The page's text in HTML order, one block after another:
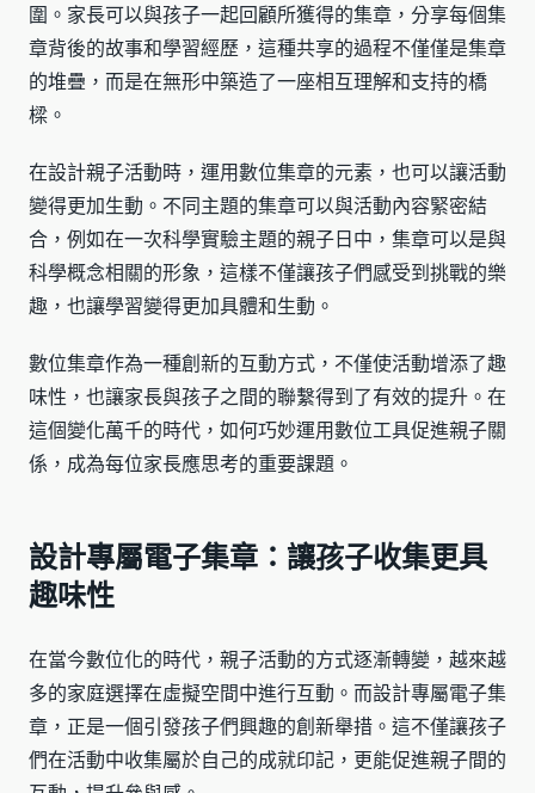
圍。家長可以與孩子一起回顧所獲得的集章，分享每個集
章背後的故事和學習經歷，這種共享的過程不僅僅是集章
的堆疊，而是在無形中築造了一座相互理解和支持的橋
樑。
在設計親子活動時，運用數位集章的元素，也可以讓活動
變得更加生動。不同主題的集章可以與活動內容緊密結
合，例如在一次科學實驗主題的親子日中，集章可以是與
科學概念相關的形象，這樣不僅讓孩子們感受到挑戰的樂
趣，也讓學習變得更加具體和生動。
數位集章作為一種創新的互動方式，不僅使活動增添了趣
味性，也讓家長與孩子之間的聯繫得到了有效的提升。在
這個變化萬千的時代，如何巧妙運用數位工具促進親子關
係，成為每位家長應思考的重要課題。
設計專屬電子集章：讓孩子收集更具
趣味性
在當今數位化的時代，親子活動的方式逐漸轉變，越來越
多的家庭選擇在虛擬空間中進行互動。而設計專屬電子集
章，正是一個引發孩子們興趣的創新舉措。這不僅讓孩子
們在活動中收集屬於自己的成就印記，更能促進親子間的